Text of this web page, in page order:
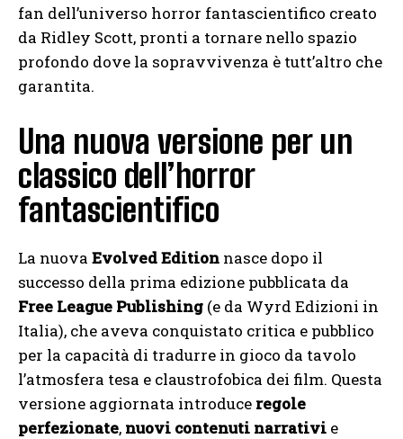
fan dell’universo horror fantascientifico creato
da Ridley Scott, pronti a tornare nello spazio
profondo dove la sopravvivenza è tutt’altro che
garantita.
Una nuova versione per un
classico dell’horror
fantascientifico
La nuova Evolved Edition nasce dopo il
successo della prima edizione pubblicata da
Free League Publishing (e da Wyrd Edizioni in
Italia), che aveva conquistato critica e pubblico
per la capacità di tradurre in gioco da tavolo
l’atmosfera tesa e claustrofobica dei film. Questa
versione aggiornata introduce regole
perfezionate, nuovi contenuti narrativi e